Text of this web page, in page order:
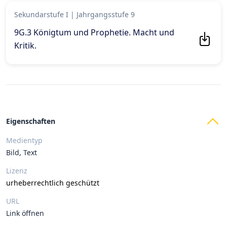
Sekundarstufe I | Jahrgangsstufe 9
9G.3 Königtum und Prophetie. Macht und
Kritik.
Eigenschaften
Medientyp
Bild, Text
Lizenz
urheberrechtlich geschützt
URL
Link öffnen